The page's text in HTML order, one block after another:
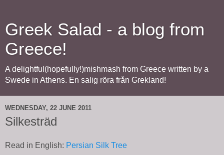
Greek Salad - a blog from
Greece!
A delightful(hopefully!)mishmash from Greece written by a
Swede in Athens. En salig röra från Grekland!
WEDNESDAY, 22 JUNE 2011
Silkesträd
Read in English: Persian Silk Tree